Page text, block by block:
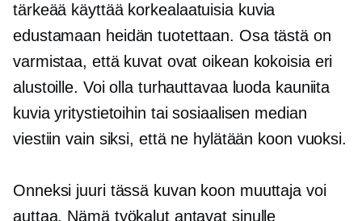
tärkeää käyttää korkealaatuisiakuvia
edustamaan heidän tuotettaan. Osa tästä on
varmistaa, että kuvat ovat oikean kokoisia eri
alustoille. Voi olla turhauttavaa luoda kauniita
kuvia yritystietoihin tai sosiaalisen median
viestiin vain siksi, että ne hylätään koon vuoksi.
Onneksi juuri tässä kuvan koon muuttaja voi
auttaa. Nämä työkalut antavat sinulle